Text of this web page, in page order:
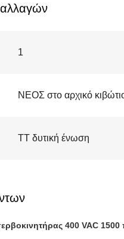
1
ΝΕΟΣ στο αρχικό
TT δυτική ένωση
400 VAC